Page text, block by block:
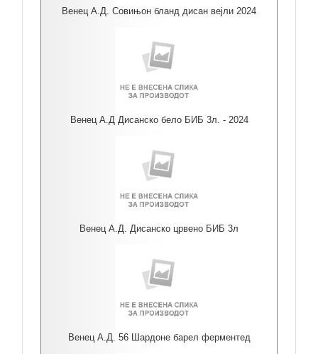
Венец А.Д. Совињон бланд дисан вејли 2024
Венец А.Д Дисанско бело БИБ 3л. - 2024
Венец А.Д. Дисанско црвено БИБ 3л
Венец А.Д. 56 Шардоне барел ферментед